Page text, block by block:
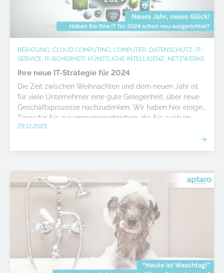
BERATUNG, CLOUD COMPUTING, COMPUTER, DATENSCHUTZ, IT-
SERVICE, IT-SICHERHEIT, KÜNSTLICHE INTELLIGENZ, NETZWERKE
Ihre neue IT-Strategie für 2024
Die Zeit zwischen Weihnachten und dem neuen Jahr ist
für viele Unternehmer eine gute Gelegenheit, über neue
Geschäftsprozesse nachzudenken. Wir haben hier einige
Tipps für Sie zusammengeschrieben, die Sie auch im
neuen Jahr weiter nach vorne bringen können.
29.12.2023